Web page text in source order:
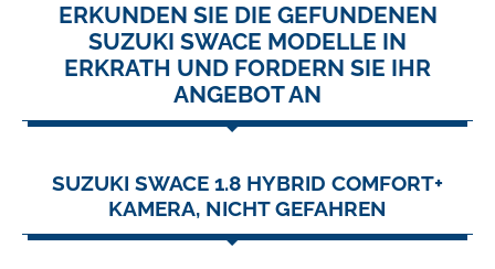
ERKUNDEN SIE DIE GEFUNDENEN
SUZUKI SWACE MODELLE IN
ERKRATH UND FORDERN SIE IHR
ANGEBOT AN
SUZUKI SWACE 1.8 HYBRID COMFORT+
KAMERA, NICHT GEFAHREN